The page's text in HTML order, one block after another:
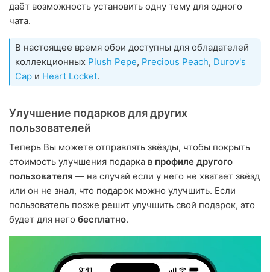
даёт возможность установить одну тему для одного
чата.
В настоящее время обои доступны для обладателей
коллекционных Plush Pepe, Precious Peach, Durov's
Cap и Heart Locket.
Улучшение подарков для других
пользователей
Теперь Вы можете отправлять звёзды, чтобы покрыть
стоимость улучшения подарка в профиле другого
пользователя — на случай если у него не хватает звёзд
или он не знал, что подарок можно улучшить. Если
пользователь позже решит улучшить свой подарок, это
будет для него бесплатно.